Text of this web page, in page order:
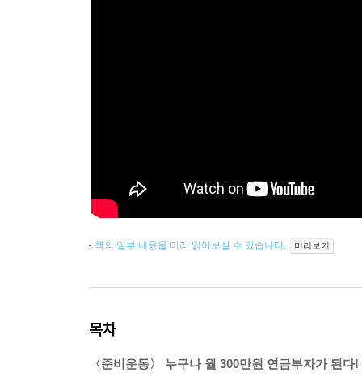
책의 일부 내용을 미리 읽어보실 수 있습니다. 미리보기
목차
〈준비운동〉 누구나 월 300만원 연금부자가 된다!